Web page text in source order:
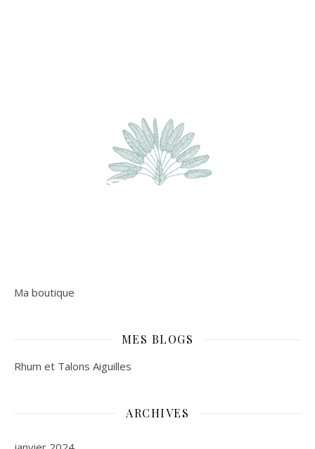
Ma boutique
MES BLOGS
Rhum et Talons Aiguilles
ARCHIVES